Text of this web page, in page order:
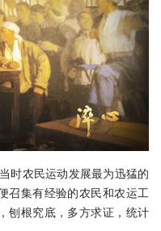
时农民运动发展最为迅猛的
召集有经验的农民和农运工
刨根究底，多方求证，统计